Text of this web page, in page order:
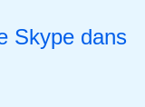
Skype dans